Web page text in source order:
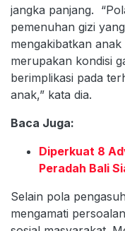
jangka panjang.
pemenuhan gizi
mengakibatkan
merupakan kondisi
berimplikasi pada
anak,” kata dia.
Baca Juga:
Diperkuat 8
Peradah Bali
Selain pola
mengamati